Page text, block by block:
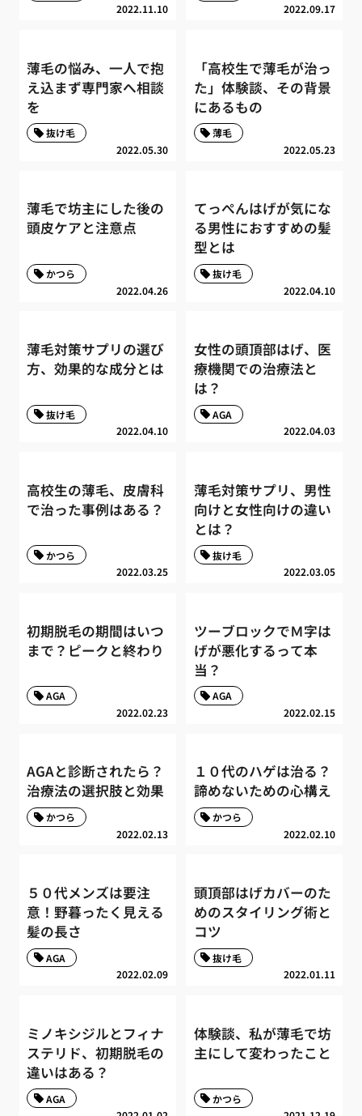
2022.11.10 2022.09.17
薄毛の悩み、一人で抱
え込まず専門家へ相談
を
2022.05.30
抜け毛
「高校生で薄毛が治っ
た」体験談、その背景
にあるもの
2022.05.23
薄毛
薄毛で坊主にした後の
頭皮ケアと注意点
2022.04.26
かつら
てっぺんはげが気にな
る男性におすすめの髪
型とは
2022.04.10
抜け毛
薄毛対策サプリの選び
方、効果的な成分とは
2022.04.10
抜け毛
女性の頭頂部はげ、医
療機関での治療法と
は？
2022.04.03
AGA
高校生の薄毛、皮膚科
で治った事例はある？
2022.03.25
かつら
薄毛対策サプリ、男性
向けと女性向けの違い
とは？
2022.03.05
抜け毛
初期脱毛の期間はいつ
まで？ピークと終わり
2022.02.23
AGA
ツーブロックでＭ字は
げが悪化するって本
当？
2022.02.15
AGA
AGAと診断されたら？
治療法の選択肢と効果
2022.02.13
かつら
１０代のハゲは治る？
諦めないための心構え
2022.02.10
かつら
５０代メンズは要注
意！野暮ったく見える
髪の長さ
2022.02.09
AGA
頭頂部はげカバーのた
めのスタイリング術と
コツ
2022.01.11
抜け毛
ミノキシジルとフィナ
ステリド、初期脱毛の
違いはある？
AGA
体験談、私が薄毛で坊
主にして変わったこと
かつら